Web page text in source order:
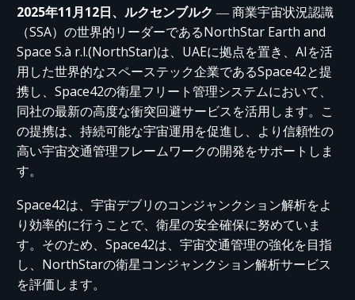
2025年11月12日、ルクセンブルク ― 商業宇宙状況認識
（SSA）の世界的リーダーであるNorthStar Earth and
Space S.à r.l.(NorthStar)は、UAEに拠点を置き、AIを活
用した世界的なスペーステック企業であるSpace42と提
携し、Space42の衛星フリート管理システムにおいて、
同社の最新の高度な衝突回避サービスを活用します。こ
の提携は、持続可能な宇宙運用を促進し、より信頼性の
高い宇宙交通管理フレームワークの開発をサポートしま
す。
Space42は、宇宙デブリのコンジャンクション解析をよ
り効率的に行うことで、衛星の安全確保に努めて​​いま
す。そのため、 Space42は、宇宙交通管理の強化を目指
し、 NorthStarの衛星コンジャンクション解析サービス
を評価します。